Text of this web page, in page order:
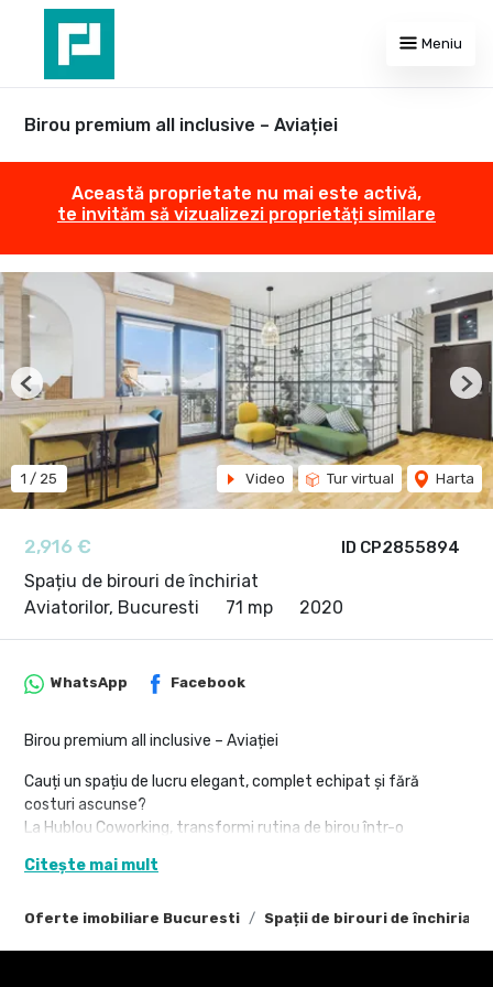
Meniu
Birou premium all inclusive – Aviației
Această proprietate nu mai este activă,
te invităm să vizualizezi proprietăți similare
ID CP2855894
2,916 €
Spațiu de birouri de închiriat
Aviatorilor, Bucuresti
71 mp 2020
1 / 25 Video Tur virtual Harta
Previous
Oferte imobiliare Bucuresti Spații de birouri de închiriat
WhatsApp Facebook
Birou premium all inclusive – Aviației
Cauți un spațiu de lucru elegant, complet echipat și fără
costuri ascunse?
La Hublou Coworking, transformi rutina de birou într-o
productivitate și energie bună – într-o singură locație.
Plătești o singură sumă lunară și beneficiezi de:
birou privat, exclusiv pentru echipa ta
Citește mai mult